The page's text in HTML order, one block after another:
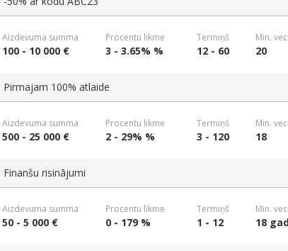
Aizdevuma summa
100 - 10 000 €
Procentu likme
3 - 3.65% %
Termiņš
12 - 60
Min.
20
Pirmajam 100% atlaide
Aizdevuma summa
500 - 25 000 €
Procentu likme
2 - 29% %
Termiņš
3 - 120
Min.
18
Finanšu risinājumi
Aizdevuma summa
50 - 5 000 €
Procentu likme
0 - 179 %
Termiņš
1 - 12
Min.
18